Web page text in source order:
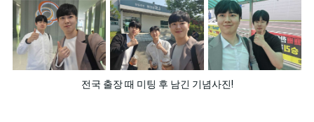
전국 출장 때 미팅 후 남긴 기념사진!